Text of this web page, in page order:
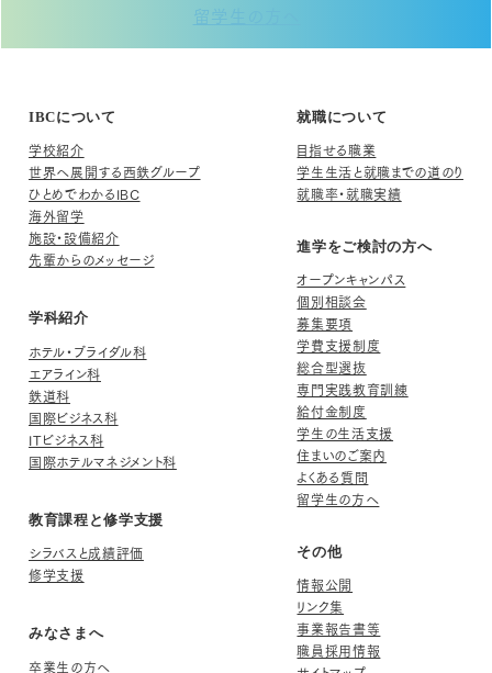
留学生の方へ
IBCについて
学校紹介
世界へ展開する西鉄グループ
ひとめでわかるIBC
海外留学
施設・設備紹介
先輩からのメッセージ
学科紹介
ホテル・ブライダル科
エアライン科
鉄道科
国際ビジネス科
ITビジネス科
国際ホテルマネジメント科
教育課程と修学支援
シラバスと成績評価
修学支援
みなさまへ
卒業生の方へ
就職について
目指せる職業
学生生活と就職までの道のり
就職率・就職実績
進学をご検討の方へ
オープンキャンパス
個別相談会
募集要項
学費支援制度
総合型選抜
専門実践教育訓練
給付金制度
学生の生活支援
住まいのご案内
よくある質問
留学生の方へ
その他
情報公開
リンク集
事業報告書等
職員採用情報